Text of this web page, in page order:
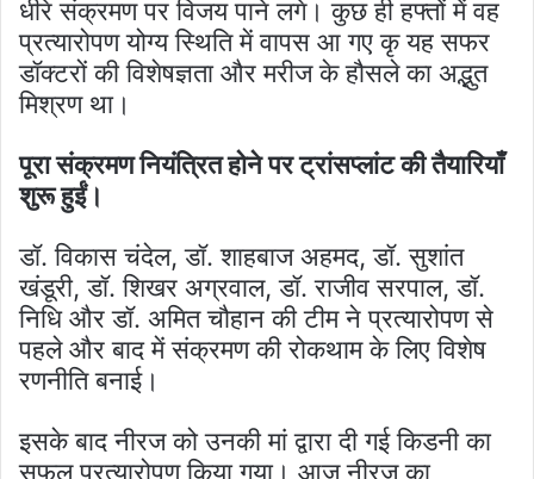
धीरे संक्रमण पर विजय पाने लगे। कुछ ही हफ्तों में वह
प्रत्यारोपण योग्य स्थिति में वापस आ गए कृ यह सफर
डॉक्टरों की विशेषज्ञता और मरीज के हौसले का अद्भुत
मिश्रण था।
पूरा संक्रमण नियंत्रित होने पर ट्रांसप्लांट की तैयारियाँ
शुरू हुईं।
डॉ. विकास चंदेल, डॉ. शाहबाज अहमद, डॉ. सुशांत
खंडूरी, डॉ. शिखर अग्रवाल, डॉ. राजीव सरपाल, डॉ.
निधि और डॉ. अमित चौहान की टीम ने प्रत्यारोपण से
पहले और बाद में संक्रमण की रोकथाम के लिए विशेष
रणनीति बनाई।
इसके बाद नीरज को उनकी मां द्वारा दी गई किडनी का
सफल प्रत्यारोपण किया गया। आज नीरज का